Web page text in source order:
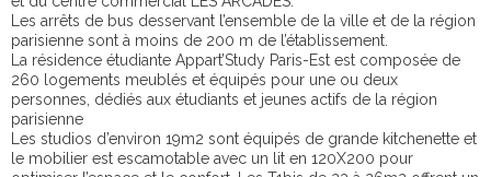
Les arrêts de bus desservant l’ensemble de la ville et de la région
parisienne sont à moins de 200 m de l’établissement.
La résidence étudiante Appart’Study Paris-Est est composée de
260 logements meublés et équipés pour une ou deux
personnes, dédiés aux étudiants et jeunes actifs de la région
parisienne
Les studios d’environ 19m2 sont équipés de grande kitchenette et
le mobilier est escamotable avec un lit en 120X200 pour